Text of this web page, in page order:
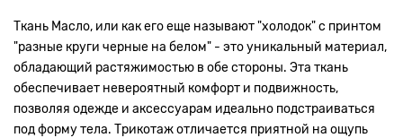
Ткань Масло, или как его еще называют "холодок" с принтом
"разные круги черные на белом" - это уникальный материал,
обладающий растяжимостью в обе стороны. Эта ткань
обеспечивает невероятный комфорт и подвижность,
позволяя одежде и аксессуарам идеально подстраиваться
под форму тела. Трикотаж отличается приятной на ощупь